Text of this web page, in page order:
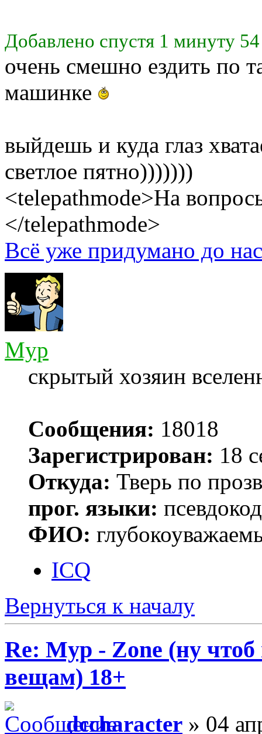
Добавлено спустя 1 минуту
очень смешно ездить по
машинке
выйдешь и куда глаз
светлое пятно)))))))
<telepathmode>На
</telepathmode>
Всё уже придумано до
Myp
скрытый хозяин
Сообщения: 18018
Зарегистрирован: 18
Откуда: Тверь по
прог. языки:
ФИО:
ICQ
Вернуться к началу
Re: Myp - Zone (ну
вещам) 18+
dccharacter » 04